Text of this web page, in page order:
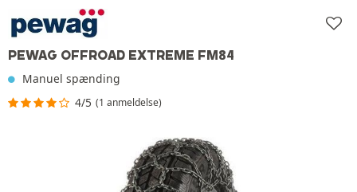
PEWAG OFFROAD EXTREME FM84
Manuel spænding
4/5 (1 anmeldelse)